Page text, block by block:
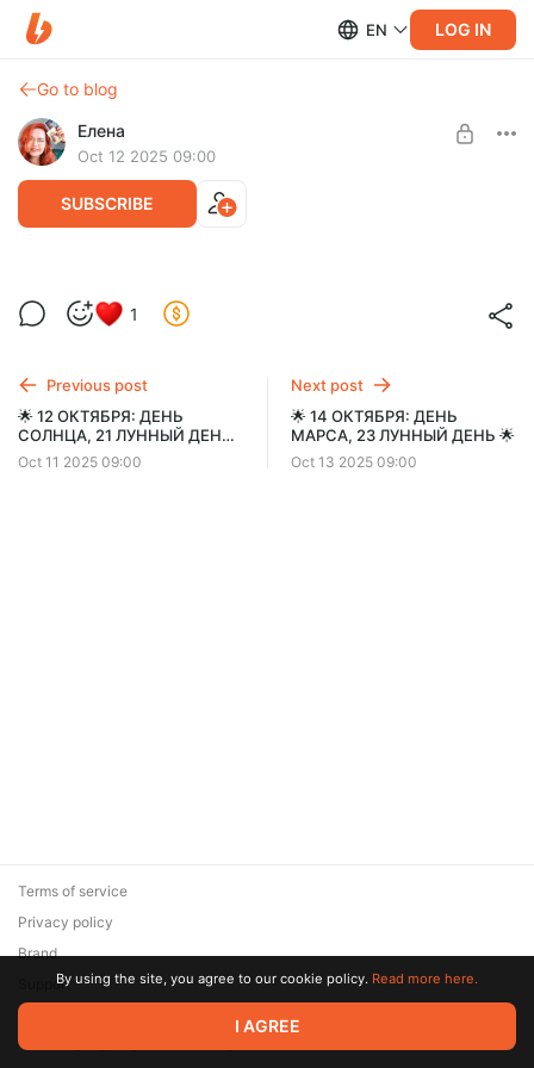
EN LOG IN
Go to blog
Елена
Oct 12 2025 09:00
SUBSCRIBE
🌟 13 ОКТЯБРЯ: ДЕНЬ ЛУНЫ, 22 ЛУННЫЙ
ДЕНЬ 🌟
SUBSCRIBE
1
Previous post
🌟 12 ОКТЯБРЯ: ДЕНЬ
СОЛНЦА, 21 ЛУННЫЙ ДЕНЬ
🌟
Oct 11 2025 09:00
Next post
🌟 14 ОКТЯБРЯ: ДЕНЬ
МАРСА, 23 ЛУННЫЙ ДЕНЬ 🌟
Oct 13 2025 09:00
© 2026 Zaya Solutions Limited. All rights reserved. All trademarks
are the property of their respective owners.
Terms of service
Privacy policy
Brand
SupportBy using the site, you agree to our cookie policy. Read more here.
I AGREE